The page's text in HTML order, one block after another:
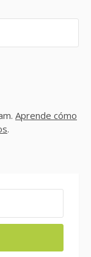
Aprende cómo
.